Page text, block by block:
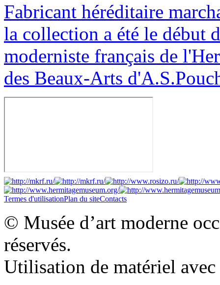
Fabricant héréditaire
la collection a été le début
moderniste français de
des Beaux-Arts
Termes d'utilisationPlan du siteContacts
© Musée d’art moderne
réservés.
Utilisation de matériel avec